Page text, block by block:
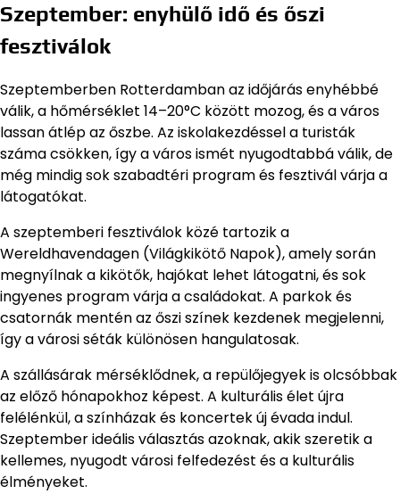
Szeptember: enyhülő idő és őszi
fesztiválok
Szeptemberben Rotterdamban az időjárás enyhébbé
válik, a hőmérséklet 14–20°C között mozog, és a város
lassan átlép az őszbe. Az iskolakezdéssel a turisták
száma csökken, így a város ismét nyugodtabbá válik, de
még mindig sok szabadtéri program és fesztivál várja a
látogatókat.
A szeptemberi fesztiválok közé tartozik a
Wereldhavendagen (Világkikötő Napok), amely során
megnyílnak a kikötők, hajókat lehet látogatni, és sok
ingyenes program várja a családokat. A parkok és
csatornák mentén az őszi színek kezdenek megjelenni,
így a városi séták különösen hangulatosak.
A szállásárak mérséklődnek, a repülőjegyek is olcsóbbak
az előző hónapokhoz képest. A kulturális élet újra
felélénkül, a színházak és koncertek új évada indul.
Szeptember ideális választás azoknak, akik szeretik a
kellemes, nyugodt városi felfedezést és a kulturális
élményeket.